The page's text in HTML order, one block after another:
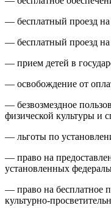
— бесплатный проезд на
— бесплатный проезд на
— прием детей в
— освобождение от
— безвозмездное
физической культуры и
— льготы по
— право на
установленных
— право на бесплатное
культурно-